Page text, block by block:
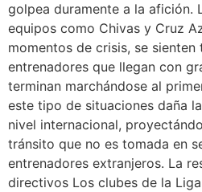
golpea duramente a la afición.
equipos como Chivas y Cruz
momentos de crisis, se
entrenadores que llegan con
terminan marchándose al
este tipo de situaciones daña
nivel internacional,
tránsito que no es tomada en
entrenadores extranjeros. La
directivos Los clubes de la